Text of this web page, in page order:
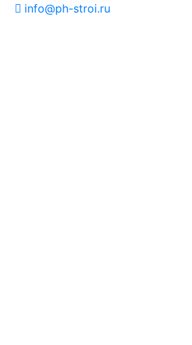
info@ph-stroi.ru